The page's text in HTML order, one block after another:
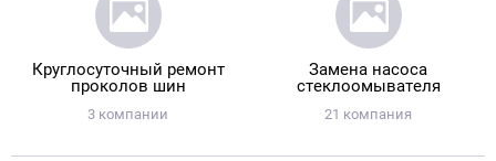
Круглосуточный ремонт
проколов шин
3 компании
Замена насоса
стеклоомывателя
21 компания